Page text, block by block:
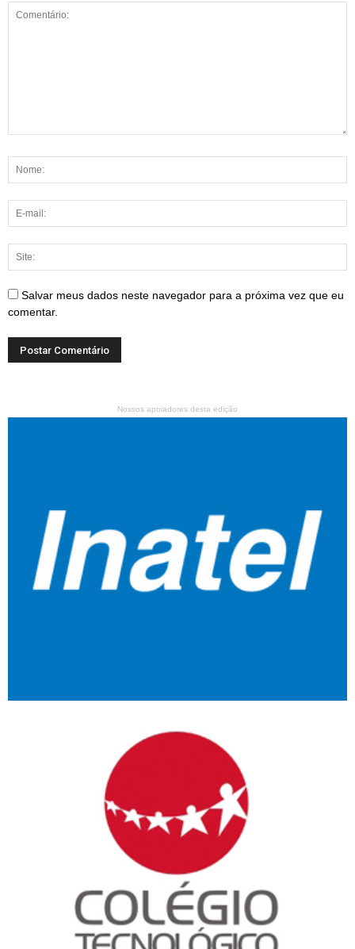
Salvar meus dados neste navegador para a próxima vez que eu
comentar.
Nossos apoiadores desta edição